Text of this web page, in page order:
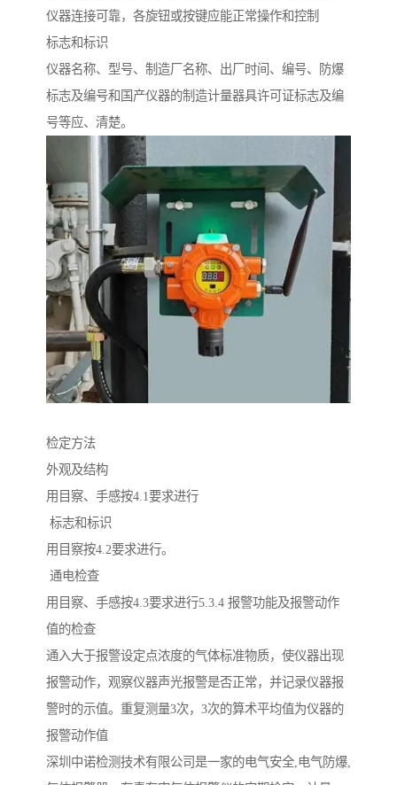
仪器连接可靠，各旋钮或按键应能正常操作和控制
标志和标识
仪器名称、型号、制造厂名称、出厂时间、编号、防爆
标志及编号和国产仪器的制造计量器具许可证标志及编
号等应、清楚。
检定方法
外观及结构
用目察、手感按4.1要求进行
标志和标识
用目察按4.2要求进行。
通电检查
用目察、手感按4.3要求进行5.3.4 报警功能及报警动作
值的检查
通入大于报警设定点浓度的气体标准物质，使仪器出现
报警动作，观察仪器声光报警是否正常，并记录仪器报
警时的示值。重复测量3次，3次的算术平均值为仪器的
报警动作值
深圳中诺检测技术有限公司是一家的电气安全,电气防爆,